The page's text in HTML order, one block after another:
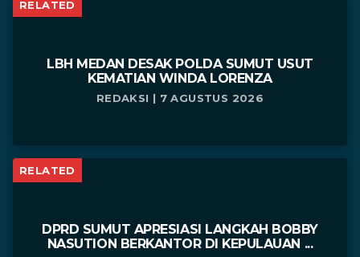
RELATED
LBH MEDAN DESAK POLDA SUMUT USUT
KEMATIAN WINDA LORENZA
REDAKSI | 7 AGUSTUS 2026
RELATED
DPRD SUMUT APRESIASI LANGKAH BOBBY
NASUTION BERKANTOR DI KEPULAUAN ...